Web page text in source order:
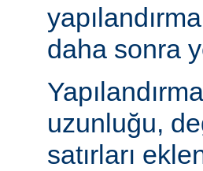
daha sonra
uzunluğu,
satırları